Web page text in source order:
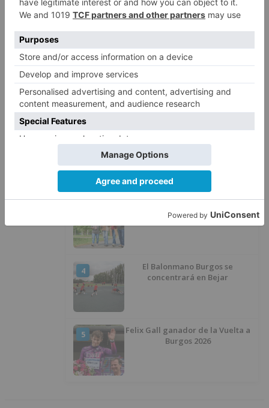
LO ÚLTIMO
1
Cuatro líneas de los autobuses
urbanos de Burgos cambian su
recorrido por las obras de
asfaltado en la Avenida del
al Centro Histórico
2
accidente en Villarcayo
Más ventajas con el carné 60 CYL
4
El Balonmano Burgos se
concentrará en Bejar
5
Felix Gall ganador de la Vuelta a
Burgos 2026